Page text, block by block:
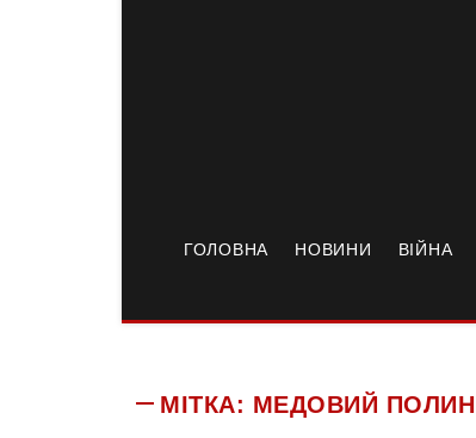
ГОЛОВНА НОВИНИ ВІЙНА
МІТКА: МЕДОВИЙ ПОЛИН